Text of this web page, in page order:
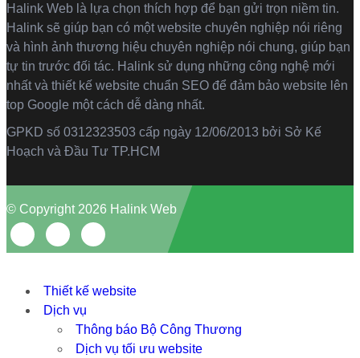
Halink Web là lựa chọn thích hợp để bạn gửi trọn niềm tin.
Halink sẽ giúp bạn có một website chuyên nghiệp nói riêng
và hình ảnh thương hiệu chuyên nghiệp nói chung, giúp bạn
tự tin trước đối tác. Halink sử dụng những công nghệ mới
nhất và thiết kế website chuẩn SEO để đảm bảo website lên
top Google một cách dễ dàng nhất.
GPKD số 0312323503 cấp ngày 12/06/2013 bởi Sở Kế
Hoạch và Đầu Tư TP.HCM
© Copyright 2026 Halink Web
Thiết kế website
Dịch vụ
Thông báo Bộ Công Thương
Dịch vụ tối ưu website